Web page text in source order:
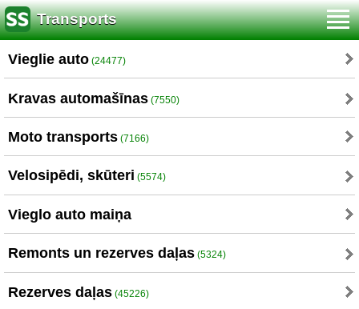
Transports
Vieglie auto (24477)
Kravas automašīnas (7550)
Moto transports (7166)
Velosipēdi, skūteri (5574)
Vieglo auto maiņa
Remonts un rezerves daļas (5324)
Rezerves daļas (45226)